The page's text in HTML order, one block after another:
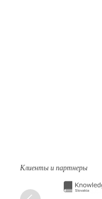
Клиенты и партнеры